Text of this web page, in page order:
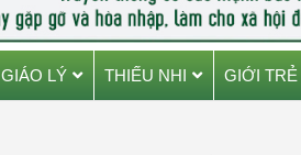
GIÁO LÝ THIẾU NHI GIỚI TRẺ